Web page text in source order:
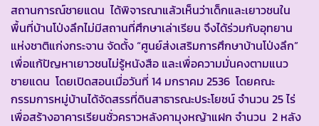
สถานการณ์ชายแดน ได้พิจารณาแล้วเห็นว่าเด็กและเยาวชนใน
พื้นที่บ้านโป่งลึกไม่มีสถานที่ศึกษาเล่าเรียน จึงได้ร่วมกับอุทยาน
แห่งชาติแก่งกระจาน จัดตั้ง “ศูนย์ส่งเสริมการศึกษาบ้านโป่งลึก”
เพื่อแก้ปัญหาเยาวชนไม่รู้หนังสือ และเพื่อความมั่นคงตามแนว
ชายแดน โดยเปิดสอนเมื่อวันที่ 14 มกราคม 2536 โดยคณะ
กรรมการหมู่บ้านได้จัดสรรที่ดินสาธารณะประโยชน์ จำนวน 25 ไร่
เพื่อสร้างอาคารเรียนชั่วคราวหลังคามุงหญ้าแฝก จำนวน 2 หลัง